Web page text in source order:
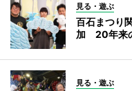
見る・遊ぶ
百石まつり
加 20年来
見る・遊ぶ